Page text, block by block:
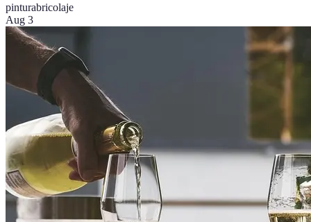
pinturabricolaje
Aug 3